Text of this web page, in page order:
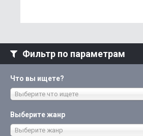
Фильтр по параметрам
Что вы ищете?
Выберите что ищете
Выберите жанр
Выберите жанр